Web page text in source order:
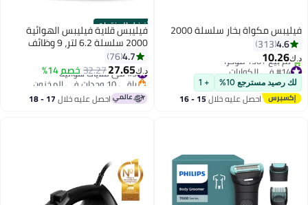
فيليبس مكواة بخار سلسلة 2000
4.6
313
د.ك‏10.26
#14 في الكوايات
باقي 1 وحدات في المخزون
تم بيع +130 مؤخرًا
#14 في الكوايات
لك رصيد مسترجع 10% + 1
احصل عليه خلال 15 - 16
أفضل المنتجات
فيليبس قلاية فيليبس الهوائية
2000 سلسلة 6.2 لتر، 9 وظائف
مسبقة، نافذة طهي شفافة، تطبيق
HomeID، مقرمشة لذيذة بتقنية
RapidAir - NA230/09
4.7
76
د.ك‏27.65
32.27خصم 14% #3 في قلايات هوائية
باقي 10 وحدات في المخزون
#3 في قلايات هوائية احصل عليه خلال 17 - 18